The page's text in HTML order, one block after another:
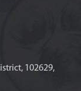
102629,